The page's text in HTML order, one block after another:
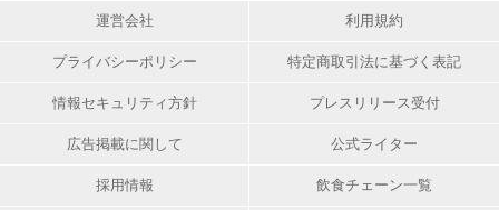
運営会社 利用規約
プライバシーポリシー 特定商取引法に基づく表記
情報セキュリティ方針 プレスリリース受付
広告掲載に関して 公式ライター
採用情報 飲食チェーン一覧